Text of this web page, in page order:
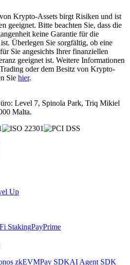
Krypto-Assets birgt Risiken und ist
geeignet. Bitte beachten Sie, dass die
keine Garantie für die
Überlegen Sie sorgfältig, ob eine
Sie angesichts Ihrer finanziellen
geeignet ist. Weitere Informationen
oder dem Besitz von Krypto-
Sie hier.
Level 7, Spinola Park, Triq Mikiel
Malta.
Up
StakingPayPrime
zkEVMPay SDKAI Agent SDK